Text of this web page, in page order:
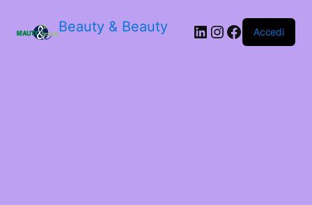
Beauty & Beauty LinkedIn
Instagram
Facebook
Accedi